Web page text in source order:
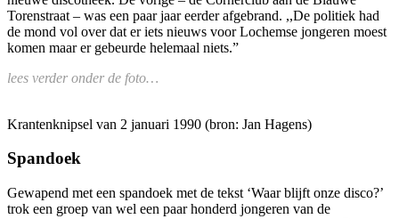
Torenstraat – was een paar jaar eerder afgebrand. ,,De politiek had
de mond vol over dat er iets nieuws voor Lochemse jongeren moest
komen maar er gebeurde helemaal niets.”
lees verder onder de foto…
Krantenknipsel van 2 januari 1990 (bron: Jan Hagens)
Spandoek
Gewapend met een spandoek met de tekst ‘Waar blijft onze disco?’
trok een groep van wel een paar honderd jongeren van de